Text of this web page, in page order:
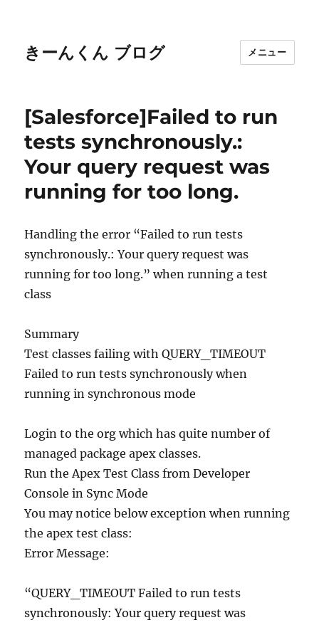
きーんくん ブログ メニュー
[Salesforce]Failed to run
tests synchronously.:
Your query request was
running for too long.
Handling the error “Failed to run tests
synchronously.: Your query request was
running for too long.” when running a test
class
Summary
Test classes failing with QUERY_TIMEOUT
Failed to run tests synchronously when
running in synchronous mode
Login to the org which has quite number of
managed package apex classes.
Run the Apex Test Class from Developer
Console in Sync Mode
You may notice below exception when running
the apex test class:
Error Message:
“QUERY_TIMEOUT Failed to run tests
synchronously: Your query request was